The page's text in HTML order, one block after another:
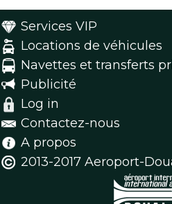
Services VIP
Locations de véhicules
Navettes et transferts
Publicité
Log in
Contactez-nous
A propos
2013-2017 Aeroport-